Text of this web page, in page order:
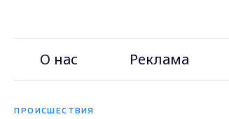
О нас Реклама
ПРОИСШЕСТВИЯ